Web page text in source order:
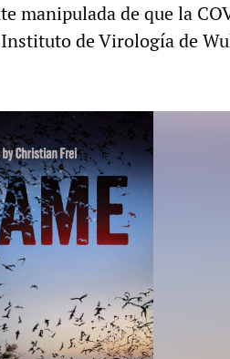
manipulada de que la
de Virología de